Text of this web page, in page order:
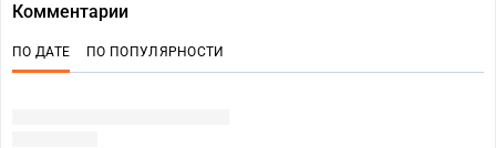
Комментарии
ПО ДАТЕ ПО ПОПУЛЯРНОСТИ